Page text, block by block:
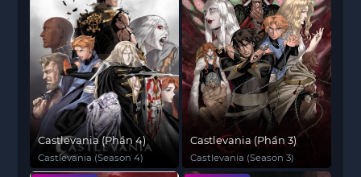
Castlevania (Phần 4)
Castlevania (Season 4)
Castlevania (Phần 3)
Castlevania (Season 3)